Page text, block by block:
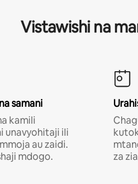
Vistawishi na
samani
kamili
unavyohitaji ili
au zaidi.
mdogo.
za